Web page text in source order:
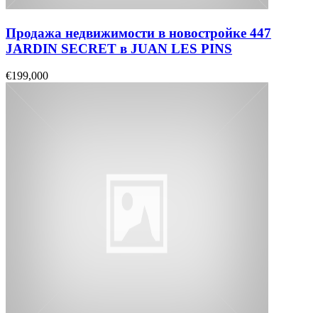
Продажа недвижимости в новостройке 447
JARDIN SECRET в JUAN LES PINS
€199,000